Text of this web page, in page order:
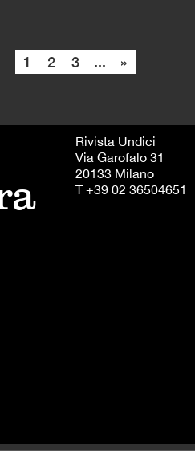
1 2 3 ... »
Rivista Undici
Via Garofalo 31
20133 Milano
T +39 02 36504651